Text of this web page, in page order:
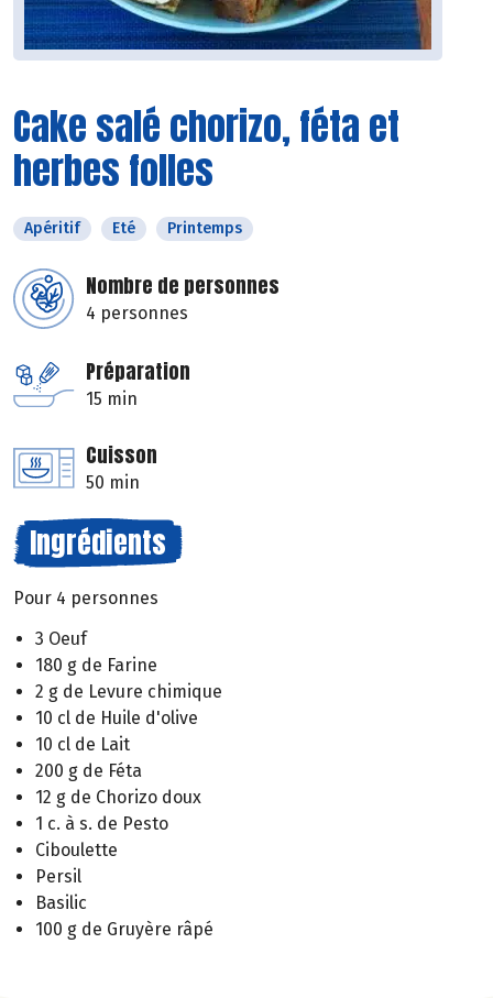
Cake salé chorizo, féta et
herbes folles
Apéritif Eté Printemps
Nombre de personnes
4 personnes
Préparation
15 min
Cuisson
50 min
Ingrédients
Pour 4 personnes
3 Oeuf
180 g de Farine
2 g de Levure chimique
10 cl de Huile d'olive
10 cl de Lait
200 g de Féta
12 g de Chorizo doux
1 c. à s. de Pesto
Ciboulette
Persil
Basilic
100 g de Gruyère râpé